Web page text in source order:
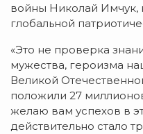
войны Николай Имчук,
глобальной
«Это не проверка
мужества, героизма
Великой
положили 27
желаю вам успехов в
действительно стало